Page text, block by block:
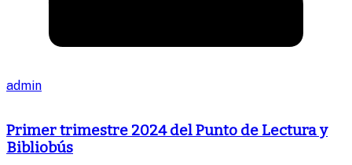
admin
Primer trimestre 2024 del Punto de Lectura y
Bibliobús